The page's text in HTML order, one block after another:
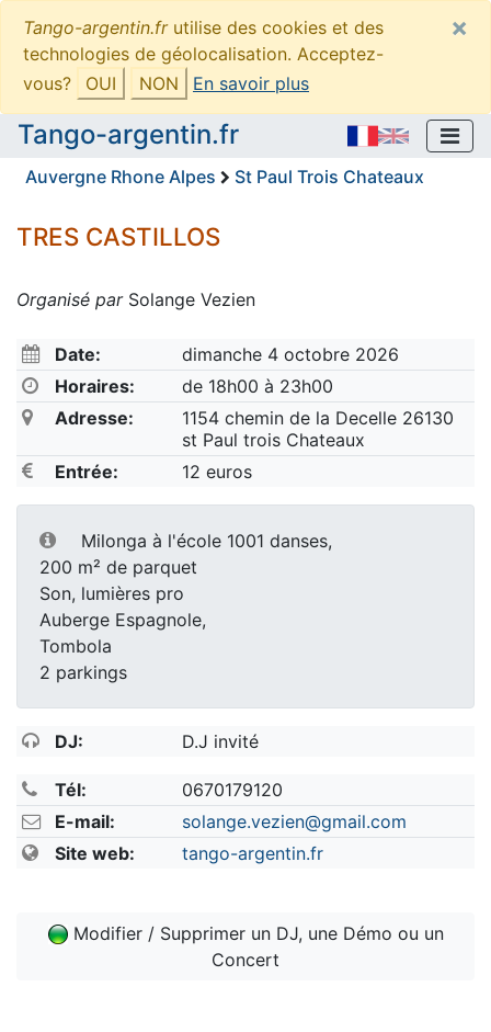
Tango-argentin.frutilise des cookies et des
technologies de géolocalisation. Acceptez-
vous?
OUI NON En savoir plus
×
Tango-argentin.fr
Auvergne Rhone Alpes St Paul Trois Chateaux
TRES CASTILLOS
Organisé parSolange Vezien
Date:
dimanche 4 octobre 2026
Horaires:
de 18h00 à 23h00
Adresse:
1154 chemin de la Decelle 26130
st Paul trois Chateaux
Entrée:
12 euros
Milonga à l'école 1001 danses,
200 m² de parquet
Son, lumières pro
Auberge Espagnole,
Tombola
2 parkings
DJ: D.J invité
Tél:
0670179120
E-mail:
solange.vezien@gmail.com
Site web:
tango-argentin.fr
Modifier / Supprimer un DJ, une Démo ou un
Concert